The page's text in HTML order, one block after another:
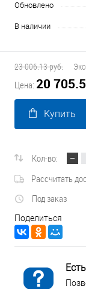
Обновлено
В наличии
23 006.13 руб.
Цена: 20
Купить
Кол-во:
Рассчитать
Под заказ
Поделиться